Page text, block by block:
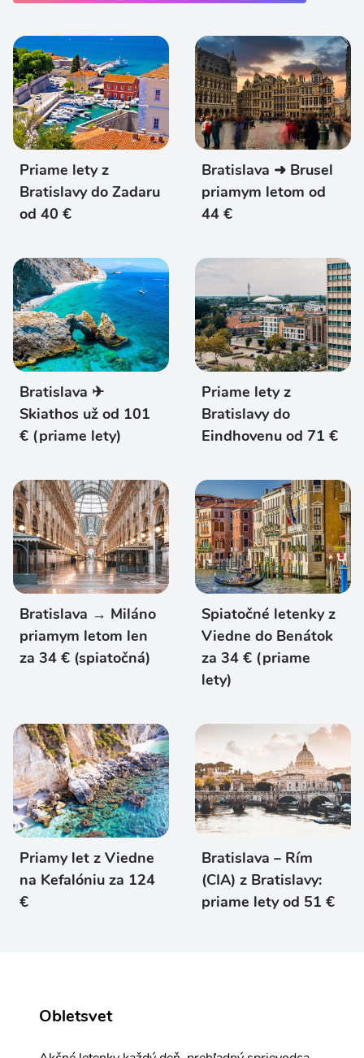
Priame lety z
Bratislavy do Zadaru
od 40 €
Bratislava ➜ Brusel
priamym letom od
44 €
Bratislava ✈
Skiathos už od 101
€ (priame lety)
Priame lety z
Bratislavy do
Eindhovenu od 71 €
Bratislava → Miláno
priamym letom len
za 34 € (spiatočná)
Spiatočné letenky z
Viedne do Benátok
za 34 € (priame
lety)
Priamy let z Viedne
na Kefalóniu za 124
€
Bratislava – Rím
(CIA) z Bratislavy:
priame lety od 51 €
Obletsvet